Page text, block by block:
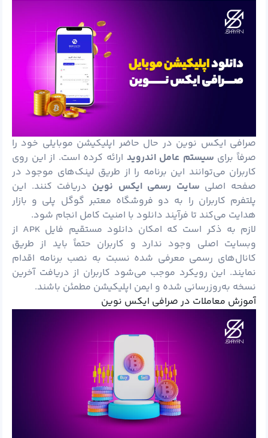
صرافی ایکس نوین در حال حاضر اپلیکیشن موبایلی خود را
صرفاً برای سیستم عامل اندروید ارائه کرده است. از این روی
کاربران می‌توانند این برنامه را از طریق لینک‌های موجود در
صفحه اصلی سایت رسمی ایکس نوین دریافت کنند. این
پلتفرم کاربران را به دو فروشگاه معتبر گوگل پلی و بازار
هدایت می‌کند تا فرآیند دانلود با امنیت کامل انجام شود.
لازم به ذکر است که امکان دانلود مستقیم فایل APK از
وبسایت اصلی وجود ندارد و کاربران حتماً باید از طریق
کانال‌های رسمی معرفی شده نسبت به نصب برنامه اقدام
نمایند. این رویکرد موجب می‌شود کاربران از دریافت آخرین
نسخه به‌روزرسانی شده و ایمن اپلیکیشن مطمئن باشند.
آموزش معاملات در صرافی ایکس نوین